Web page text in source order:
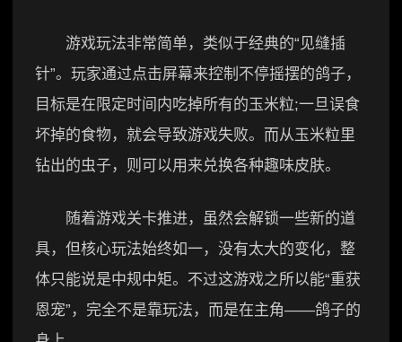
游戏玩法非常简单，类似于经典的“见缝插
针”。玩家通过点击屏幕来控制不停摇摆的鸽子，
目标是在限定时间内吃掉所有的玉米粒;一旦误食
坏掉的食物，就会导致游戏失败。而从玉米粒里
钻出的虫子，则可以用来兑换各种趣味皮肤。
随着游戏关卡推进，虽然会解锁一些新的道
具，但核心玩法始终如一，没有太大的变化，整
体只能说是中规中矩。不过这游戏之所以能“重获
恩宠”，完全不是靠玩法，而是在主角——鸽子的